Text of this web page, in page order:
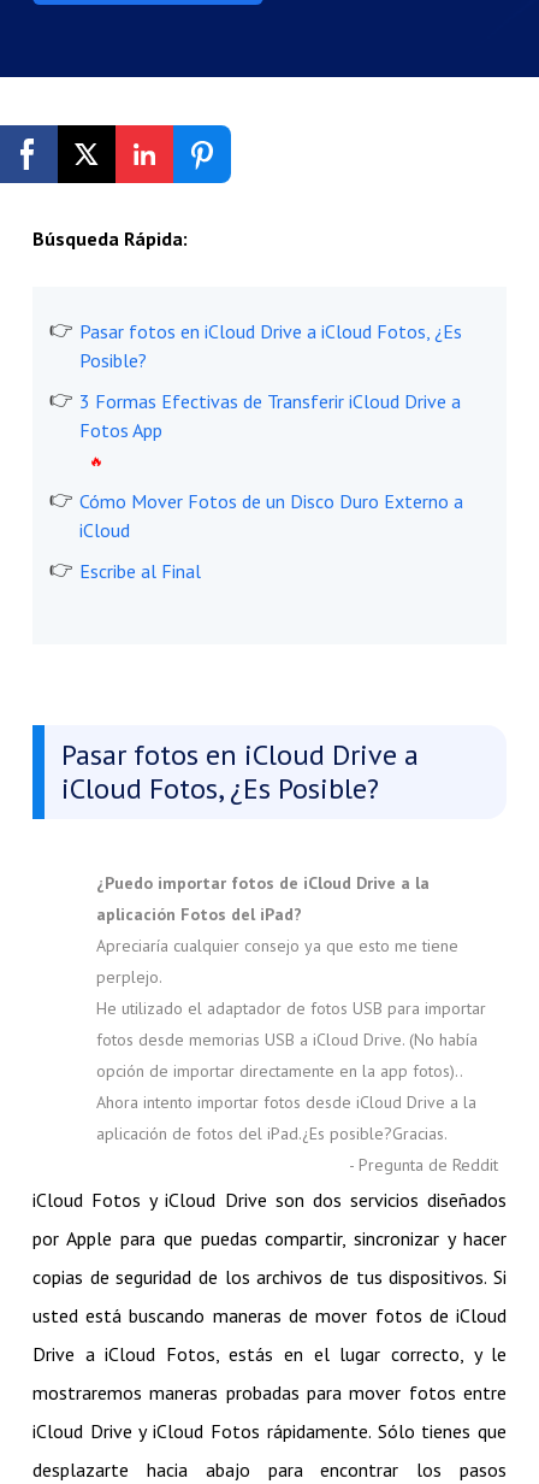
Empezar Gratis
Búsqueda Rápida:
Pasar fotos en iCloud Drive a iCloud Fotos, ¿Es
Posible?
3 Formas Efectivas de Transferir iCloud Drive a
Fotos App
Cómo Mover Fotos de un Disco Duro Externo a
iCloud
Escribe al Final
Pasar fotos en iCloud Drive a
iCloud Fotos, ¿Es Posible?
¿Puedo importar fotos de iCloud Drive a la
aplicación Fotos del iPad?
Apreciaría cualquier consejo ya que esto me tiene
perplejo.
He utilizado el adaptador de fotos USB para importar
fotos desde memorias USB a iCloud Drive. (No había
opción de importar directamente en la app fotos)..
Ahora intento importar fotos desde iCloud Drive a la
aplicación de fotos del iPad.¿Es posible?Gracias.
- Pregunta de Reddit
iCloud Fotos y iCloud Drive son dos servicios diseñados
por Apple para que puedas compartir, sincronizar y hacer
copias de seguridad de los archivos de tus dispositivos. Si
usted está buscando maneras de mover fotos de iCloud
Drive a iCloud Fotos, estás en el lugar correcto, y le
mostraremos maneras probadas para mover fotos entre
iCloud Drive y iCloud Fotos rápidamente. Sólo tienes que
desplazarte hacia abajo para encontrar los pasos